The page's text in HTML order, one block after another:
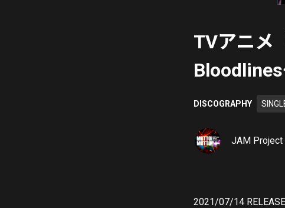
TVアニメ
DISCOGRAPHY
JAM
2021/07/14 RELEASE